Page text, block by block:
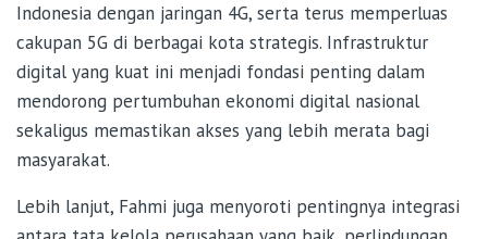
Indonesia dengan jaringan 4G, serta terus memperluas
cakupan 5G di berbagai kota strategis. Infrastruktur
digital yang kuat ini menjadi fondasi penting dalam
mendorong pertumbuhan ekonomi digital nasional
sekaligus memastikan akses yang lebih merata bagi
masyarakat.
Lebih lanjut, Fahmi juga menyoroti pentingnya integrasi